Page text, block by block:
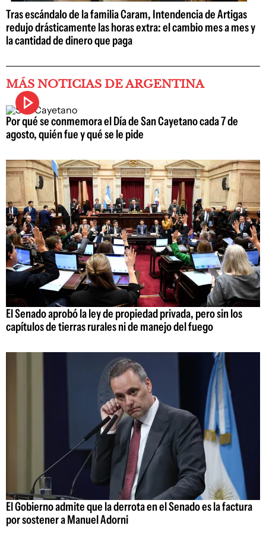
Tras escándalo de la familia Caram, Intendencia de Artigas
redujo drásticamente las horas extra: el cambio mes a mes y
la cantidad de dinero que paga
MÁS NOTICIAS DE ARGENTINA
Por qué se conmemora el Día de San Cayetano cada 7 de
agosto, quién fue y qué se le pide
El Senado aprobó la ley de propiedad privada, pero sin los
capítulos de tierras rurales ni de manejo del fuego
El Gobierno admite que la derrota en el Senado es la factura
por sostener a Manuel Adorni